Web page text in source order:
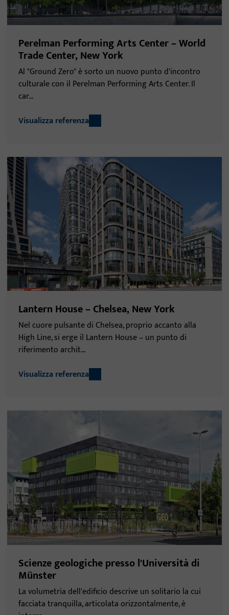
Perelman Performing Arts Center – World
Trade Center, New York
Al "Ground Zero" è sorto un nuovo punto d'incontro
culturale con il Perelman Performing Arts Center. Il
car...
Visualizza referenza
Lantern House – Chelsea, New York
Nel cuore pulsante di Chelsea, proprio accanto alla
High Line, si erge il Lantern House – un punto di
riferimento archit...
Visualizza referenza
Scienze geologiche presso l'Università di
Münster
La volumetria dell'edificio descrive un solitario la cui
facciata tranquilla, articolata orizzontalmente, è